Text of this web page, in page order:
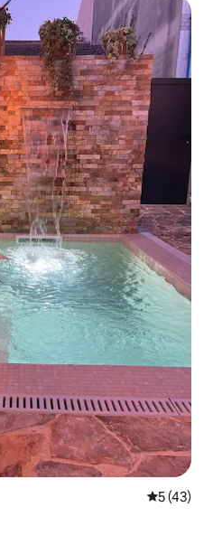
5 av 5 i
5 (43)